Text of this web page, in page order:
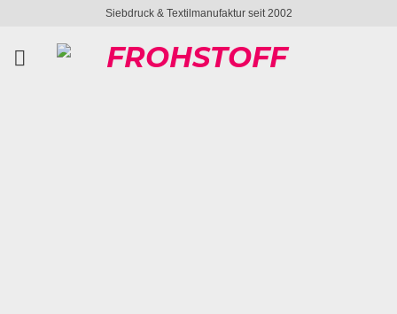
springen
Siebdruck & Textilmanufaktur seit 2002